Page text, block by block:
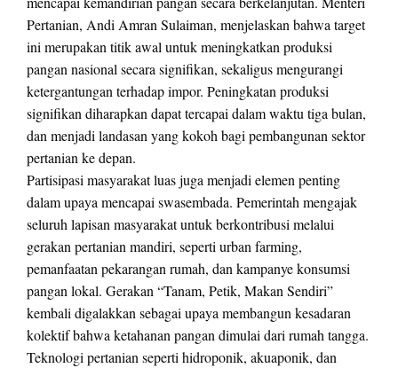
Pertanian, Andi Amran Sulaiman, menjelaskan bahwa target
ini merupakan titik awal untuk meningkatkan produksi
pangan nasional secara signifikan, sekaligus mengurangi
ketergantungan terhadap impor. Peningkatan produksi
signifikan diharapkan dapat tercapai dalam waktu tiga bulan,
dan menjadi landasan yang kokoh bagi pembangunan sektor
pertanian ke depan.
Partisipasi masyarakat luas juga menjadi elemen penting
dalam upaya mencapai swasembada. Pemerintah mengajak
seluruh lapisan masyarakat untuk berkontribusi melalui
gerakan pertanian mandiri, seperti urban farming,
pemanfaatan pekarangan rumah, dan kampanye konsumsi
pangan lokal. Gerakan “Tanam, Petik, Makan Sendiri”
kembali digalakkan sebagai upaya membangun kesadaran
kolektif bahwa ketahanan pangan dimulai dari rumah tangga.
Teknologi pertanian seperti hidroponik, akuaponik, dan